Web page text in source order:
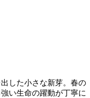
した小さな新芽。春の
い生命の躍動が丁寧に